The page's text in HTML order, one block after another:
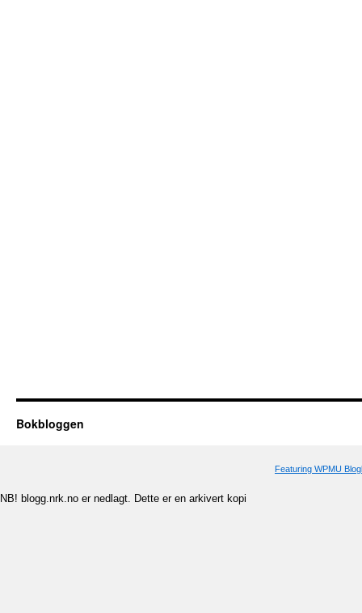
Bokbloggen
Featuring WPMU
NB! blogg.nrk.no er nedlagt. Dette er en arkivert kopi